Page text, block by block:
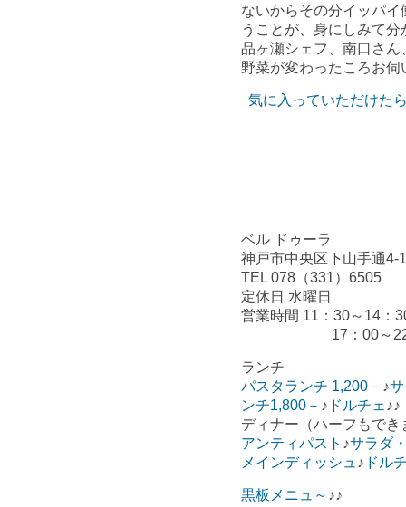
ないからその分イッパ
うことが、身にしみて
品ヶ瀬シェフ、南口さ
野菜が変わったころお
気に入っていただけた
ベル ドゥーラ
神戸市中央区下山手通4-
TEL 078（331）6505
定休日 水曜日
営業時間 11：30～14：
17：00～22：
ランチ
パスタランチ 1,200－ ♪
ンチ1,800－ ♪ ドルチェ ♪♪
ディナー（ハーフもでき
アンティパスト ♪サラダ
メインディッシュ ♪ ドル
黒板メニュ～ ♪♪